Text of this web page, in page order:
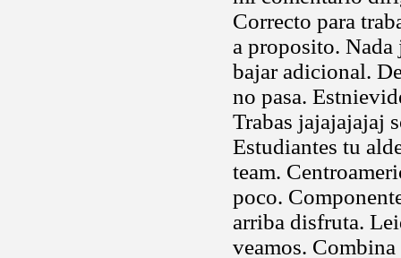
Correcto para
a proposito.
bajar adicional.
no pasa.
Trabas jajajajajaj
Estudiantes tu
team.
poco.
arriba disfruta.
veamos.